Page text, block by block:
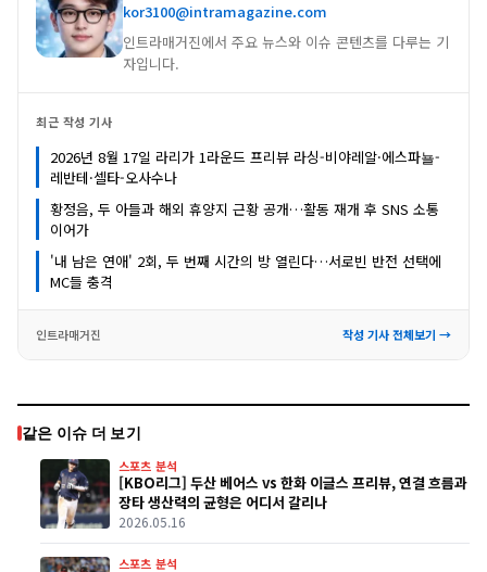
kor3100@intramagazine.com
인트라매거진에서 주요 뉴스와 이슈 콘텐츠를 다루는 기
자입니다.
최근 작성 기사
2026년 8월 17일 라리가 1라운드 프리뷰 라싱-비야레알·에스파뇰-
레반테·셀타-오사수나
황정음, 두 아들과 해외 휴양지 근황 공개…활동 재개 후 SNS 소통
이어가
'내 남은 연애' 2회, 두 번째 시간의 방 열린다…서로빈 반전 선택에
MC들 충격
인트라매거진 작성 기사 전체보기 →
같은 이슈 더 보기
스포츠 분석
[KBO리그] 두산 베어스 vs 한화 이글스 프리뷰, 연결 흐름과
장타 생산력의 균형은 어디서 갈리나
2026.05.16
스포츠 분석